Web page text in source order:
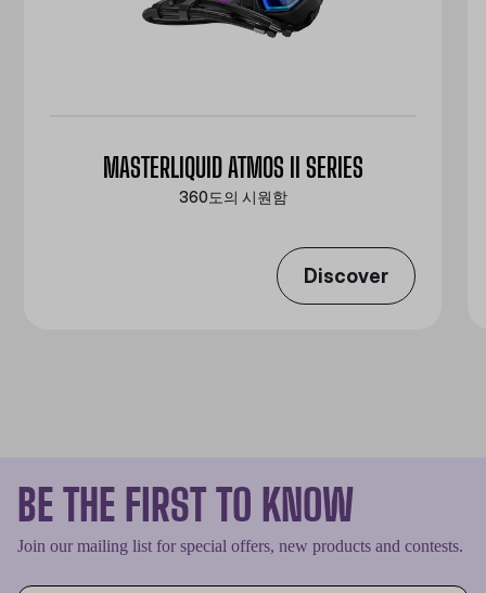
MASTERLIQUID ATMOS II SERIES
360도의 시원함
Discover
BE THE FIRST TO KNOW
Join our mailing list for special offers, new products and contests.